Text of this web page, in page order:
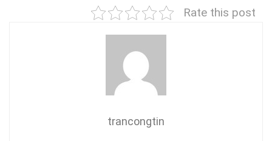
Rate this post
trancongtin